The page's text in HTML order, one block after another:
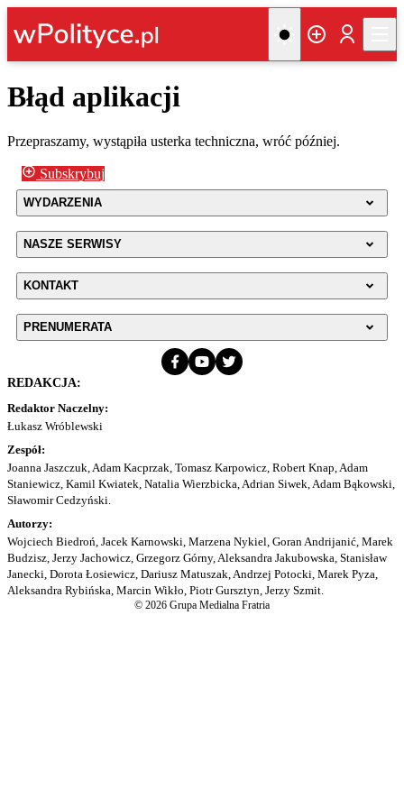
Błąd aplikacji
Przepraszamy, wystąpiła usterka techniczna, wróć później.
Subskrybuj
WYDARZENIA
NASZE SERWISY
KONTAKT
PRENUMERATA
REDAKCJA:
Redaktor Naczelny:
Łukasz Wróblewski
Zespół:
Joanna Jaszczuk, Adam Kacprzak, Tomasz Karpowicz, Robert Knap, Adam
Staniewicz, Kamil Kwiatek, Natalia Wierzbicka, Adrian Siwek, Adam Bąkowski,
Sławomir Cedzyński.
Autorzy:
Wojciech Biedroń, Jacek Karnowski, Marzena Nykiel, Goran Andrijanić, Marek
Budzisz, Jerzy Jachowicz, Grzegorz Górny, Aleksandra Jakubowska, Stanisław
Janecki, Dorota Łosiewicz, Dariusz Matuszak, Andrzej Potocki, Marek Pyza,
Aleksandra Rybińska, Marcin Wikło, Piotr Gursztyn, Jerzy Szmit.
© 2026 Grupa Medialna Fratria